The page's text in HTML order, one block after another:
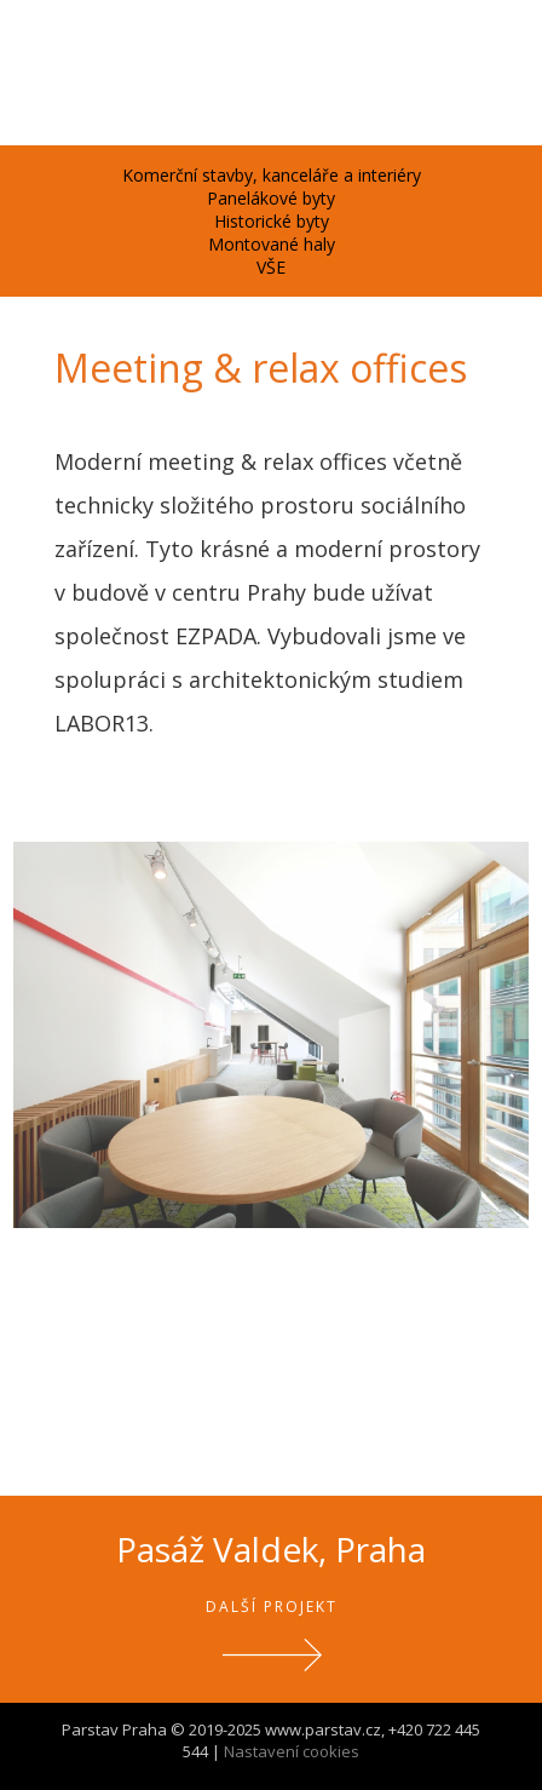
Komerční stavby, kanceláře a interiéry
Panelákové byty
Historické byty
Montované haly
VŠE
Meeting & relax offices
Moderní meeting & relax offices včetně
technicky složitého prostoru sociálního
zařízení. Tyto krásné a moderní prostory
v budově v centru Prahy bude užívat
společnost EZPADA. Vybudovali jsme ve
spolupráci s architektonickým studiem
LABOR13.
Pasáž Valdek, Praha
DALŠÍ PROJEKT
Parstav Praha © 2019-2025 www.parstav.cz, +420 722 445
544 | Nastavení cookies